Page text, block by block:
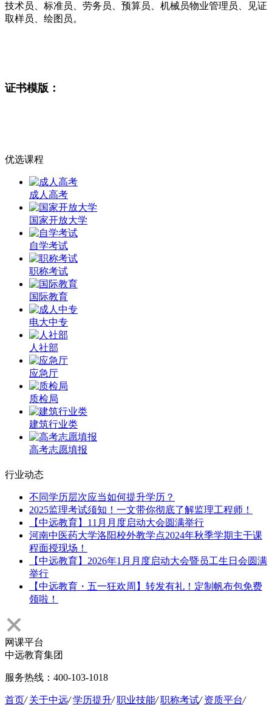
技术员、标准员、劳务员、预算员、机械员物业管理员、见证
取样员、绘图员。
证书模版：
优选课程
成人高考
国家开放大学
自学考试
职称考试
国际教育
电大中专
人社部
应急厅
质检局
建筑行业类
高考志愿填报
行业动态
不同学历层次应当如何提升学历？
2025监理考试须知！一文带你彻底了解监理工程师！
【中远教育】11月月度启动大会圆满举行
河南中医药大学洛阳校外教学点2024年秋季学期主干课
程面授现场！
【中远教育】2026年1月月度启动大会暨员工生日会圆满
举行
【中远教育・五一狂欢周】转发有礼！定制帆布包免费
领啦！
网课平台
中远教育集团
服务热线：400-103-1018
首页/ 关于中远/ 学历提升/ 职业技能/ 职称考试/ 资质平台/